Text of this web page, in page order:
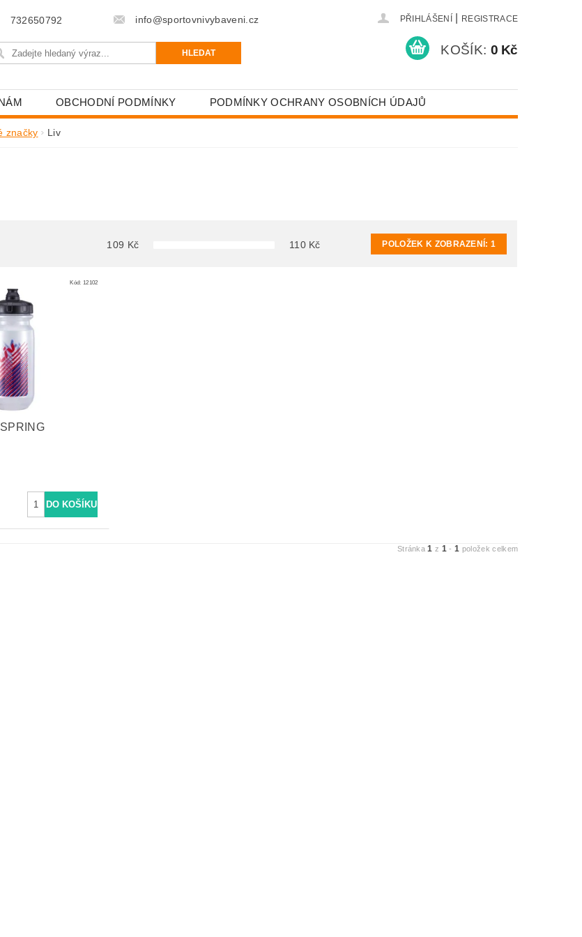
732650792 info@sportovnivybaveni.cz PŘIHLÁŠENÍ REGISTRACE
KOŠÍK: 0 Kč
OBCHODNÍ PODMÍNKY PODMÍNKY OCHRANY OSOBNÍCH ÚDAJŮ
značky Liv
109 Kč 110Kč POLOŽEK K ZOBRAZENÍ:1
Kód: 12102
Stránka1 z 1 -1 položek celkem